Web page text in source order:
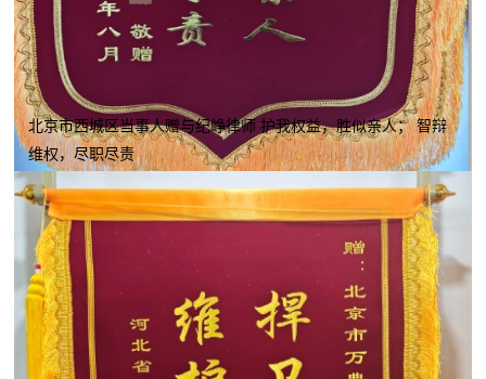
北京市西城区当事人赠与纪峥律师 护我权益，胜似亲人； 智辩
维权，尽职尽责